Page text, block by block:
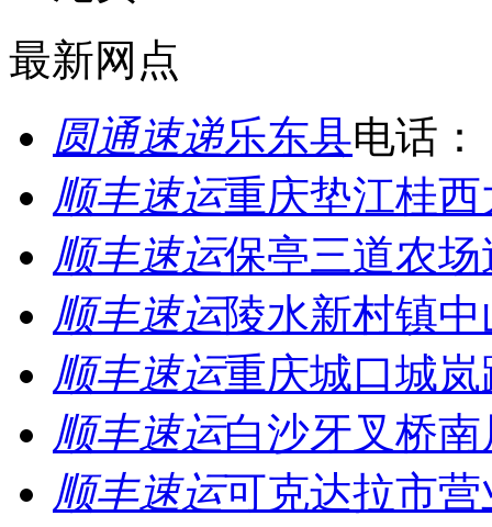
最新网点
圆通速递乐东县电话：
顺丰速运重庆垫江桂
顺丰速运保亭三道农
顺丰速运陵水新村镇
顺丰速运重庆城口城
顺丰速运白沙牙叉桥
顺丰速运可克达拉市营